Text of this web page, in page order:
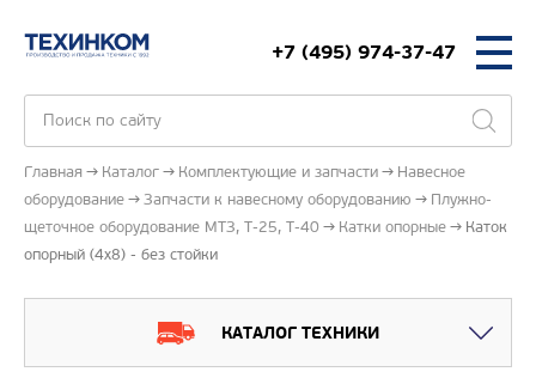
+7 (495) 974-37-47
Главная Каталог Комплектующие и запчасти
Навесное
оборудование
Запчасти к навесному оборудованию
Плужно-
щеточное оборудование МТЗ, Т-25, Т-40
Катки опорные
Каток
опорный (4х8) - без стойки
КАТАЛОГ ТЕХНИКИ